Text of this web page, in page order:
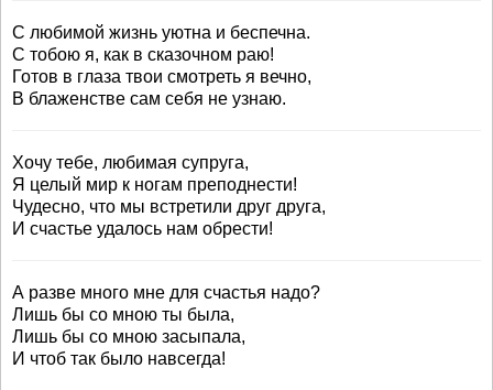
С любимой жизнь уютна и беспечна.
С тобою я, как в сказочном раю!
Готов в глаза твои смотреть я вечно,
В блаженстве сам себя не узнаю.
Хочу тебе, любимая супруга,
Я целый мир к ногам преподнести!
Чудесно, что мы встретили друг друга,
И счастье удалось нам обрести!
А разве много мне для счастья надо?
Лишь бы со мною ты была,
Лишь бы со мною засыпала,
И чтоб так было навсегда!